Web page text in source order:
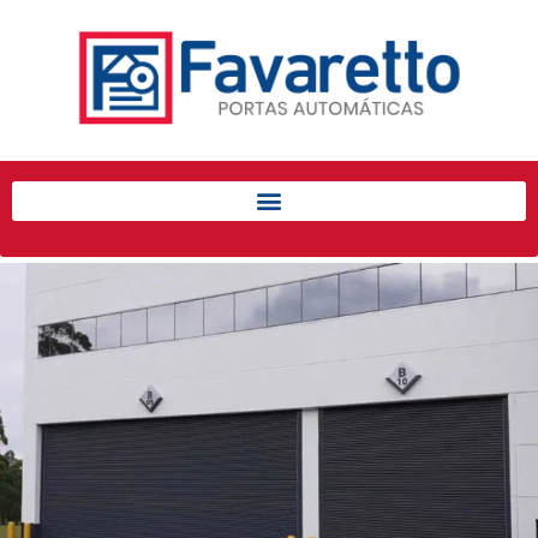
Início
Produtos
Automatizadores
Acessórios Para Portas de
Enrolar
Pintura eletrostática
Portfólio
Contato